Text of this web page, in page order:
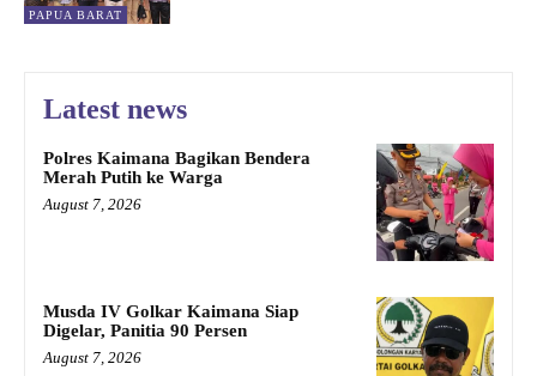
PAPUA BARAT
Latest news
Polres Kaimana Bagikan Bendera
Merah Putih ke Warga
August 7, 2026
Musda IV Golkar Kaimana Siap
Digelar, Panitia 90 Persen
August 7, 2026